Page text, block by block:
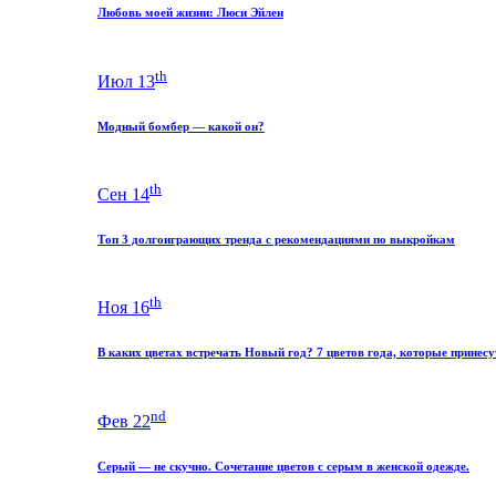
Любовь моей жизни: Люси Эйлен
Июл 13th
Модный бомбер — какой он?
Сен 14th
Топ 3 долгоиграющих тренда с рекомендациями по выкройкам
Ноя 16th
В каких цветах встречать Новый год? 7 цветов года, которые
Фев 22nd
Серый — не скучно. Сочетание цветов с серым в женской одежде.